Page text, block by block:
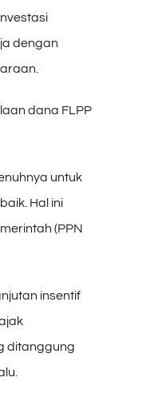
dengan
dana FLPP
untuk
Hal ini
(PPN
insentif
ditanggung